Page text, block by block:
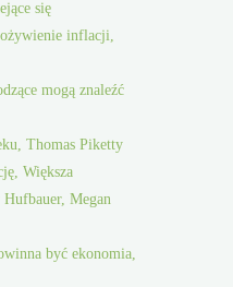
się
inflacji,
mogą znaleźć
Thomas Piketty
Większa
Megan
być ekonomia,